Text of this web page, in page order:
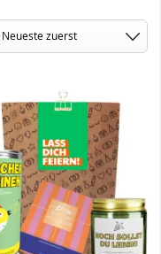
individuell befüllt